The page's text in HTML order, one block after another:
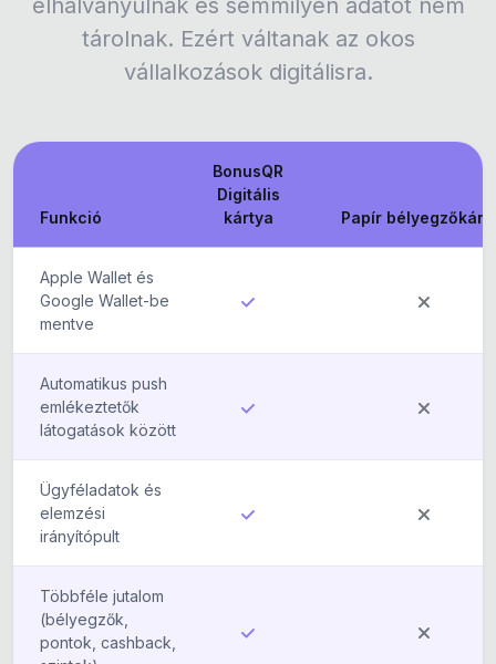
elhalványulnak és semmilyen adatot nem
tárolnak. Ezért váltanak az okos
vállalkozások digitálisra.
Funkció
BonusQR
Digitális
kártya
Papír
Apple Wallet és
Google Wallet-be
mentve
Automatikus push
emlékeztetők
látogatások között
Ügyféladatok és
elemzési
irányítópult
Többféle jutalom
(bélyegzők,
pontok, cashback,